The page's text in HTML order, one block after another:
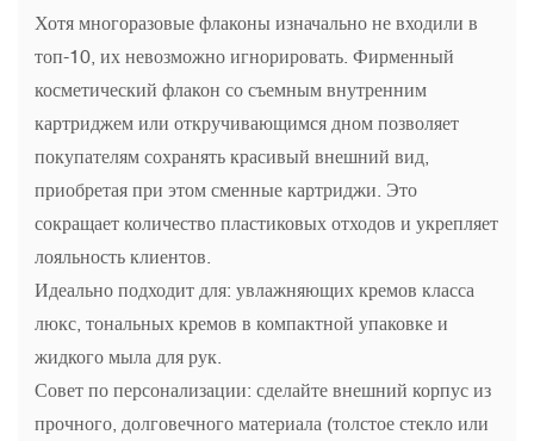
Хотя многоразовые флаконы изначально не входили в
топ-10, их невозможно игнорировать. Фирменный
косметический флакон со съемным внутренним
картриджем или откручивающимся дном позволяет
покупателям сохранять красивый внешний вид,
приобретая при этом сменные картриджи. Это
сокращает количество пластиковых отходов и укрепляет
лояльность клиентов.
Идеально подходит для: увлажняющих кремов класса
люкс, тональных кремов в компактной упаковке и
жидкого мыла для рук.
Совет по персонализации: сделайте внешний корпус из
прочного, долговечного материала (толстое стекло или